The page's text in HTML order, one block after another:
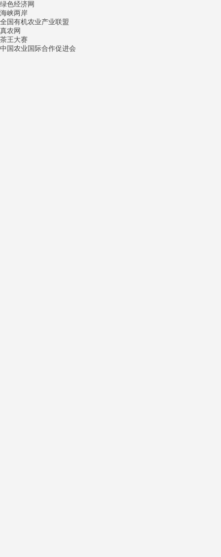
绿色经济网
海峡两岸
全国有机农业产业联盟
真农网
茶王大赛
中国农业国际合作促进会